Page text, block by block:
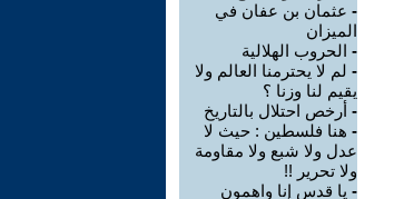
- عثمان بن عفان في
الميزان
- الحروب الهلالية
- لم لا يحترمنا العالم ولا
يقيم لنا وزنا ؟
- أرخص احتلال بالتاريخ
- هنا فلسطين : حيث لا
عدل ولا شبع ولا مقاومة
ولا تحرير !!
- يا قدس إنا واهمون